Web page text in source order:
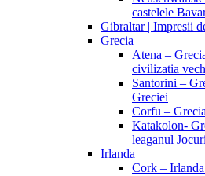
castelele
Gibraltar | Impresii
Grecia
Atena –
civilizatia
Santorini –
Greciei
Corfu –
Katakolon-
leaganul
Irlanda
Cork –